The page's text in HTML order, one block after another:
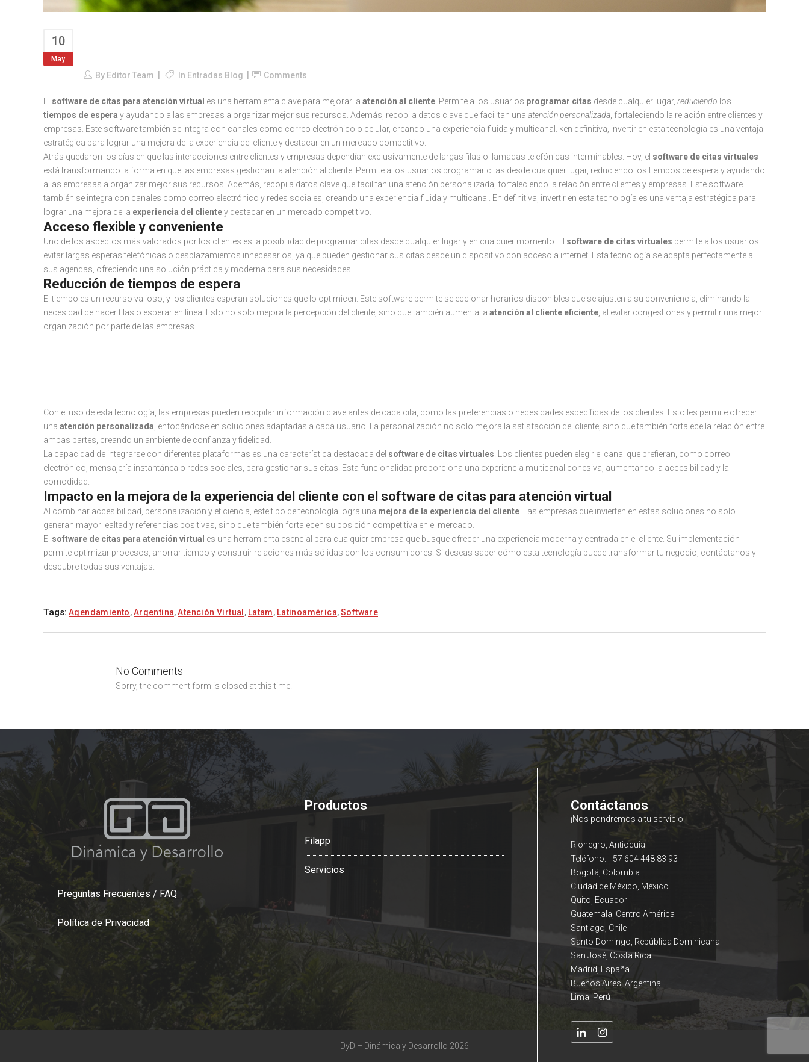
10
May
By Editor Team In Entradas Blog Comments
El software de citas para atención virtual es una herramienta clave para mejorar la atención al cliente . Permite a los usuarios programar citas desde cualquier lugar, reduciendo los
tiempos de espera y ayudando a las empresas a organizar mejor sus recursos. Además, recopila datos clave que facilitan una atención personalizada , fortaleciendo la relación entre clientes y
empresas. Este software también se integra con canales como correo electrónico o celular, creando una experiencia fluida y multicanal. <en definitiva, invertir en esta tecnología es una ventaja
estratégica para lograr una mejora de la experiencia del cliente y destacar en un mercado competitivo.
Atrás quedaron los días en que las interacciones entre clientes y empresas dependían exclusivamente de largas filas o llamadas telefónicas interminables. Hoy, el software de citas virtuales
está transformando la forma en que las empresas gestionan la atención al cliente. Permite a los usuarios programar citas desde cualquier lugar, reduciendo los tiempos de espera y ayudando
a las empresas a organizar mejor sus recursos. Además, recopila datos clave que facilitan una atención personalizada, fortaleciendo la relación entre clientes y empresas. Este software
también se integra con canales como correo electrónico y redes sociales, creando una experiencia fluida y multicanal. En definitiva, invertir en esta tecnología es una ventaja estratégica para
lograr una mejora de la experiencia del clientey destacar en un mercado competitivo.
Acceso flexible y conveniente
Uno de los aspectos más valorados por los clientes es la posibilidad de programar citas desde cualquier lugar y en cualquier momento. El software de citas virtuales permite a los usuarios
evitar largas esperas telefónicas o desplazamientos innecesarios, ya que pueden gestionar sus citas desde un dispositivo con acceso a internet. Esta tecnología se adapta perfectamente a
sus agendas, ofreciendo una solución práctica y moderna para sus necesidades.
Reducción de tiempos de espera
El tiempo es un recurso valioso, y los clientes esperan soluciones que lo optimicen. Este software permite seleccionar horarios disponibles que se ajusten a su conveniencia, eliminando la
necesidad de hacer filas o esperar en línea. Esto no solo mejora la percepción del cliente, sino que también aumenta la atención al cliente eficiente , al evitar congestiones y permitir una mejor
organización por parte de las empresas.
Con el uso de esta tecnología, las empresas pueden recopilar información clave antes de cada cita, como las preferencias o necesidades específicas de los clientes. Esto les permite ofrecer
una atención personalizada , enfocándose en soluciones adaptadas a cada usuario. La personalización no solo mejora la satisfacción del cliente, sino que también fortalece la relación entre
ambas partes, creando un ambiente de confianza y fidelidad.
La capacidad de integrarse con diferentes plataformas es una característica destacada del software de citas virtuales . Los clientes pueden elegir el canal que prefieran, como correo
electrónico, mensajería instantánea o redes sociales, para gestionar sus citas. Esta funcionalidad proporciona una experiencia multicanal cohesiva, aumentando la accesibilidad y la
comodidad.
Impacto en la mejora de la experiencia del cliente con el software de citas para atención virtual
Al combinar accesibilidad, personalización y eficiencia, este tipo de tecnología logra una mejora de la experiencia del cliente . Las empresas que invierten en estas soluciones no solo
generan mayor lealtad y referencias positivas, sino que también fortalecen su posición competitiva en el mercado.
El software de citas para atención virtual es una herramienta esencial para cualquier empresa que busque ofrecer una experiencia moderna y centrada en el cliente. Su implementación
permite optimizar procesos, ahorrar tiempo y construir relaciones más sólidas con los consumidores. Si deseas saber cómo esta tecnología puede transformar tu negocio, contáctanos y
descubre todas sus ventajas.
Tags: Agendamiento,Argentina, Atención Virtual , Latam, Latinoamérica,Software
No Comments
Sorry, the comment form is closed at this time.
Preguntas Frecuentes / FAQ
Política de Privacidad
Productos
Filapp
Servicios
Contáctanos
¡Nos pondremos a tu servicio!
Rionegro, Antioquia.
Teléfono: +57 604 448 83 93
Bogotá, Colombia.
Ciudad de México, México.
Quito, Ecuador
Guatemala, Centro América
Santiago, Chile
Santo Domingo, República Dominicana
San José, Costa Rica
Madrid, España
Buenos Aires, Argentina
Lima, Perú
DyD – Dinámica y Desarrollo 2026